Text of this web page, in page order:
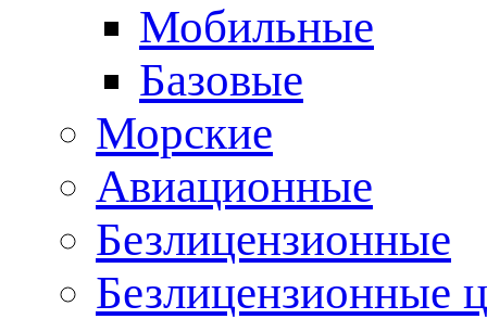
Мобильные
Базовые
Морские
Авиационные
Безлицензионные
Безлицензионные